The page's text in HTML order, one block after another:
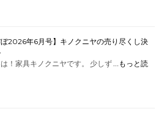
ぼ2026年6月号】キノクニヤの売り尽くし決
！家具キノクニヤです。 少しず …
もっと読